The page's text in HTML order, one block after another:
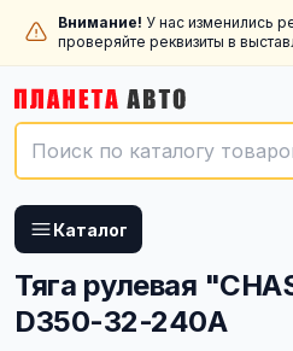
Внимание! У нас изменились
проверяйте реквизиты в
Каталог
Тяга рулевая
D350-32-240A